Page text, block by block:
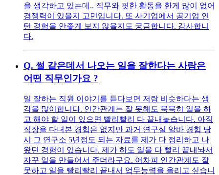
을 생각하고 있는데.. 직무와 핏한 활동을 한게 많이 없어
경쟁력이 있을지 고민입니다. 또 사기업에서 공기업 인
턴 경험을 안좋게 보지 않을지도 궁금합니다. 감사합니
다.
Q. 썰 같은데서 나오는 일을 잘한다는 사람은
어떤 직무인가요 ?
일 잘하는 직원 이야기를 듣다보면 저랑 비슷하다는 생
각을 많이합니다. 인간관계는 잘 못해도 묵묵히 일을 하
고 해야 할 일이 있으면 빨리빨리 다 끝내놓습니다. 아직
직장을 다녀본 경험은 없지만 과거 연구실 알바 경험 당
시 그 연구소 5년정도 되는 자료를 제가 다 정리하고 나
왔던 경험이 있습니다. 제가 하도 일을 다 빨리 끝내놔서
자꾸 일을 만들어서 주더라구요. 어차피 인간관계도 잘
못하고 일을 빨리빨리 끝내서 업무능력을 올리고 싶습니